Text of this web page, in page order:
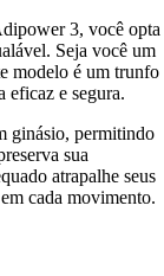
3, você opta
Seja você um
modelo é um trunfo
eficaz e segura.
ginásio, permitindo
sua
atrapalhe seus
cada movimento.